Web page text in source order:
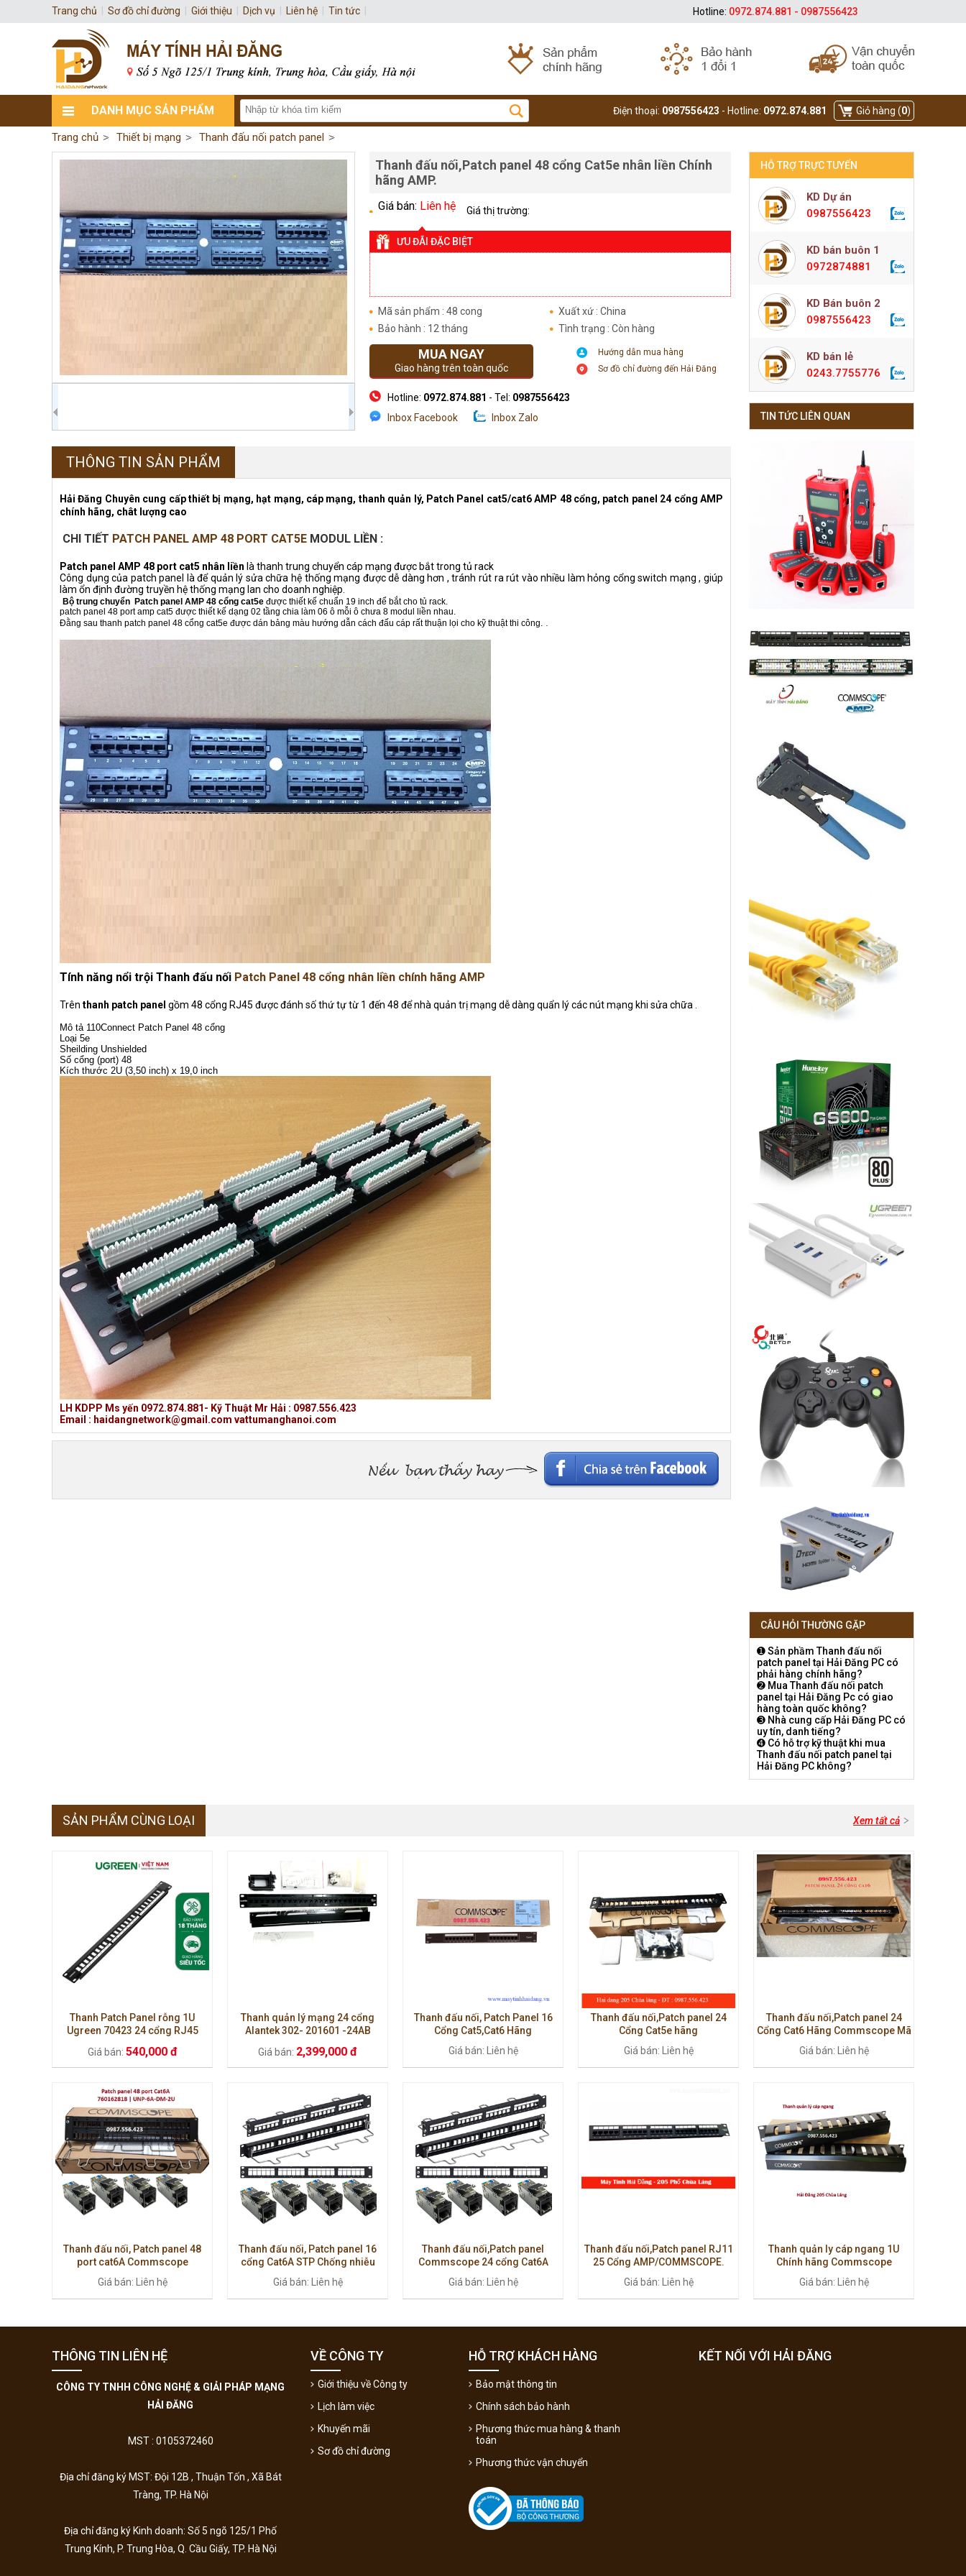
Giỏ hàng (0)
Điện thoại: 0987556423 - Hotline: 0972.874.881
DANH MỤC SẢN PHẨM
Trang chủ Thiết bị mạng Thanh đấu nối patch panel
Thanh đấu nối,Patch panel 48 cổng Cat5e nhân liền Chính
hãng AMP.
Giá bán: Liên hệ Giá thị trường:
ƯU ĐÃI ĐẶC BIỆT
Mã sản phẩm : 48 cong
Xuất xứ : China
Bảo hành : 12 tháng
Tình trạng : Còn hàng
Hướng dẫn mua hàng
Sơ đồ chỉ đường đến Hải Đăng
MUA NGAY
Giao hàng trên toàn quốc
Hotline: 0972.874.881 - Tel: 0987556423
Inbox Facebook
Inbox Zalo
THÔNG TIN SẢN PHẨM
Hải Đăng Chuyên cung cấp thiết bị mạng, hạt mạng, cáp mạng, thanh quản lý, Patch Panel cat5/cat6 AMP 48 cổng, patch panel 24 cổng AMP
chính hãng, chât lượng cao
CHI TIẾT PATCH PANEL AMP 48 PORT CAT5E MODUL LIỀN :
Patch panel AMP 48 port cat5 nhân liền là thanh trung chuyển cáp mạng được bắt trong tủ rack
Công dụng của patch panel là để quản lý sửa chữa hệ thống mạng được dễ dàng hơn , tránh rút ra rút vào nhiều làm hỏng cổng switch mạng , giúp
làm ổn định đường truyền hệ thống mạng lan cho doanh nghiệp.
Bộ trung chuyển Patch panel AMP 48 cổng cat5e được thiết kế chuẩn 19 inch để bắt cho tủ rack.
patch panel 48 port amp cat5 được thiết kế dạng 02 tầng chia làm 06 ô mỗi ô chưa 8 modul liền nhau.
Đằng sau thanh patch panel 48 cổng cat5e được dán bảng màu hướng dẫn cách đấu cáp rất thuận lọi cho kỹ thuật thi công.
Tính năng nổi trội Thanh đấu nối Patch Panel 48 cổng nhân liền chính hãng AMP
Trên thanh patch panel gồm 48 cổng RJ45 được đánh số thứ tự từ 1 đến 48 để nhà quản trị mạng dễ dàng quẩn lý các nút mạng khi sửa chữa .
Mô tả 110Connect Patch Panel 48 cổng
Loại 5e
Sheilding Unshielded
Số cổng (port) 48
Kích thước 2U (3,50 inch) x 19,0 inch
LH KDPP Ms yến 0972.874.881- Kỹ Thuật Mr Hải : 0987.556.423
Email : haidangnetwork@gmail.com vattumanghanoi.com
HỖ TRỢ TRỰC TUYẾN
KD Dự án
0987556423
KD bán buôn 1
0972874881
KD Bán buôn 2
0987556423
KD bán lẻ
0243.7755776
TIN TỨC LIÊN QUAN
CÂU HỎI THƯỜNG GẶP
➊ Sản phầm Thanh đấu nối
patch panel tại Hải Đăng PC có
phải hàng chính hãng?
➋ Mua Thanh đấu nối patch
panel tại Hải Đăng Pc có giao
hàng toàn quốc không?
➌ Nhà cung cấp Hải Đăng PC có
uy tín, danh tiếng?
➍ Có hỗ trợ kỹ thuật khi mua
Thanh đấu nối patch panel tại
Hải Đăng PC không?
Xem tất cả
SẢN PHẨM CÙNG LOẠI
Thanh Patch Panel rỗng 1U
Ugreen 70423 24 cổng RJ45
Giá bán: 540,000 đ
Thanh quản lý mạng 24 cổng
Alantek 302- 201601 -24AB
100%
Giá bán: 2,399,000 đ
Thanh đấu nối, Patch Panel 16
Cổng Cat5,Cat6 Hãng
Commscope.
Giá bán: Liên hệ
Thanh đấu nối,Patch panel 24
Cổng Cat5e hãng
AMP/COMMSCOPE
Giá bán: Liên hệ
Thanh đấu nối,Patch panel 24
Cổng Cat6 Hãng Commscope Mã
PN:760237040
Giá bán: Liên hệ
Thanh đấu nối, Patch panel 48
port cat6A Commscope
760162818 | UNP-6A-DM-2U
Giá bán: Liên hệ
Thanh đấu nối, Patch panel 16
cổng Cat6A STP Chống nhiễu
Commscope
Giá bán: Liên hệ
Thanh đấu nối,Patch panel
Commscope 24 cổng Cat6A
(760237046)
Giá bán: Liên hệ
Thanh đấu nối,Patch panel RJ11
25 Cổng AMP/COMMSCOPE.
Giá bán: Liên hệ
Thanh quản ly cáp ngang 1U
Chính hãng Commscope
Giá bán: Liên hệ
KẾT NỐI VỚI HẢI ĐĂNG
THÔNG TIN LIÊN HỆ
CÔNG TY TNHH CÔNG NGHỆ & GIẢI PHÁP MẠNG
HẢI ĐĂNG
MST : 0105372460
Địa chỉ đăng ký MST: Đội 12B , Thuận Tốn , Xã Bát
Tràng, TP. Hà Nội
Địa chỉ đăng ký Kinh doanh: Số 5 ngõ 125/1 Phố
Trung Kính, P. Trung Hòa, Q. Cầu Giấy, TP. Hà Nội
VỀ CÔNG TY
Giới thiệu về Công ty
Lịch làm việc
Khuyến mãi
Sơ đồ chỉ đường
HỖ TRỢ KHÁCH HÀNG
Bảo mật thông tin
Chính sách bảo hành
Phương thức mua hàng & thanh
toán
Phương thức vận chuyển
Trang chủ Sơ đồ chỉ đường Giới thiệu Dịch vụ Liên hệ Tin tức Hotline: 0972.874.881 - 0987556423